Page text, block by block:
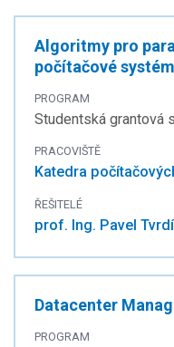
Algoritmy pro
počítačové
PROGRAM
Studentská grantová
PRACOVIŠTĚ
Katedra
ŘEŠITELÉ
prof. Ing. Pavel
Datacenter
PROGRAM